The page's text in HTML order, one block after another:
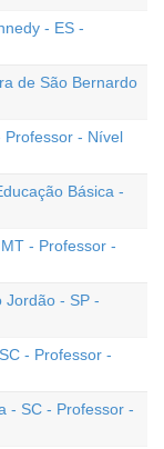
- ES -
de São Bernardo
Professor - Nível
Básica -
- Professor -
Jordão - SP -
- Professor -
- SC - Professor -